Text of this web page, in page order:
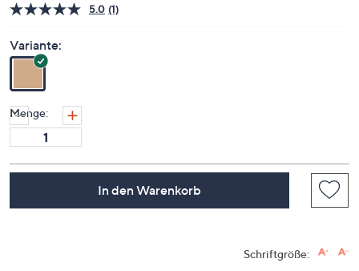
5.0 Bewertung
(1)
Variante:
Menge:
In den Warenkorb
Schriftgröße: